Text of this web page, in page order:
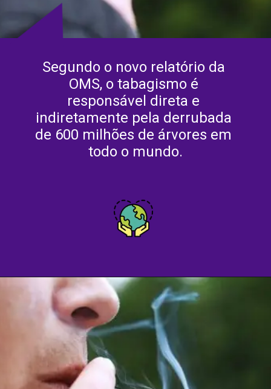
Segundo o novo relatório da
OMS, o tabagismo é
responsável direta e
indiretamente pela derrubada
de 600 milhões de árvores em
todo o mundo.